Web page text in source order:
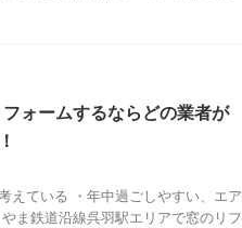
ォームするならどの業者が
えている ・年中過ごしやすい、エア
ま鉄道沿線呉羽駅エリアで窓のリフ